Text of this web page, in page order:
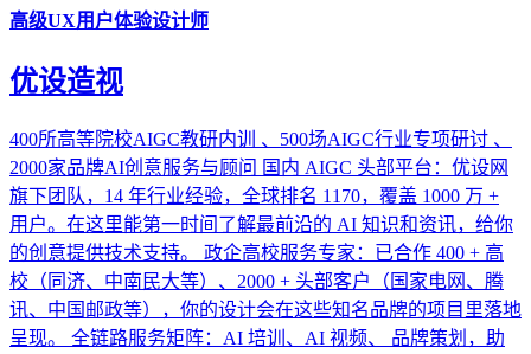
高级UX用户体验设计师
优设造视
400所高等院校AIGC教研内训 、500场AIGC行业专项研讨 、
2000家品牌AI创意服务与顾问 国内 AIGC 头部平台：优设网
旗下团队，14 年行业经验，全球排名 1170，覆盖 1000 万 +
用户。在这里能第一时间了解最前沿的 AI 知识和资讯，给你
的创意提供技术支持。 政企高校服务专家：已合作 400 + 高
校（同济、中南民大等）、2000 + 头部客户（国家电网、腾
讯、中国邮政等），你的设计会在这些知名品牌的项目里落地
呈现。 全链路服务矩阵：AI 培训、AI 视频、 品牌策划，助